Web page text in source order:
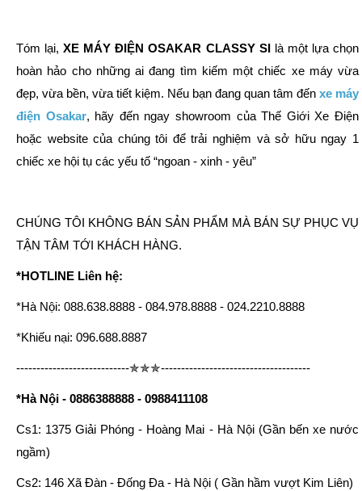
Tóm lại,XE MÁY ĐIỆN OSAKAR CLASSY SIlà một lựa chọn
hoàn hảo cho những ai đang tìm kiếm một chiếc xe máy vừa
đẹp, vừa bền, vừa tiết kiệm. Nếu bạn đang quan tâm đến xe máy
điện Osakar, hãy đến ngay showroom của Thế Giới Xe Điện
hoặc website của chúng tôi để trải nghiệm và sở hữu ngay 1
chiếc xe hội tụ các yếu tố “ngoan - xinh - yêu”
CHÚNG TÔI KHÔNG BÁN SẢN PHẨM MÀ BÁN SỰ PHỤC VỤ
TẬN TÂM TỚI KHÁCH HÀNG.
*HOTLINE Liên hệ:
*Hà Nội: 088.638.8888 - 084.978.8888 - 024.2210.8888
*Khiếu nại: 096.688.8887
----------------------------✯✯✯-------------------------------------
*Hà Nội - 0886388888 - 0988411108
Cs1: 1375 Giải Phóng - Hoàng Mai - Hà Nội (Gần bến xe nước
ngầm)
Cs2: 146 Xã Đàn - Đống Đa - Hà Nội ( Gần hầm vượt Kim Liên)